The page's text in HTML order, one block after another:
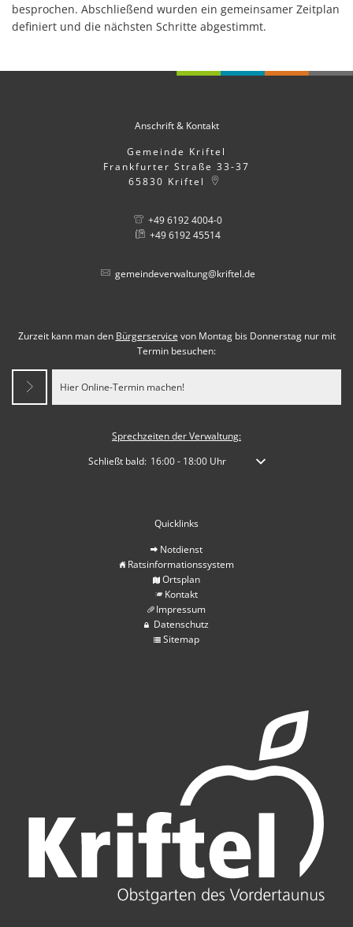
besprochen. Abschließend wurden ein gemeinsamer Zeitplan
definiert und die nächsten Schritte abgestimmt.
Anschrift & Kontakt
Gemeinde Kriftel
Frankfurter Straße 33-37
65830 Kriftel
+49 6192 4004-0
+49 6192 45514
gemeindeverwaltung@kriftel.de
Zurzeit kann man den Bürgerservice von Montag bis Donnerstag nur mit
Termin besuchen:
Hier Online-Termin machen!
Sprechzeiten der Verwaltung:
Klicken, um weitere Öffnungs- oder Schließzeiten
Schließt bald: 16:00- 18:00Uhr Von 16:00 bis 18:00 Uhr
Quicklinks
Notdienst
Ratsinformationssystem
Ortsplan
Kontakt
Impressum
Datenschutz
Sitemap